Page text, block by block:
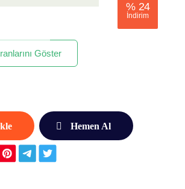
% 24
İndirim
Göster
Hemen Al